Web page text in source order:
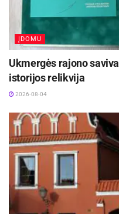
Šaltinis: Kauno rajono
ĮDOMU
Ukmergės rajono
istorijos relikvija
2026-08-04